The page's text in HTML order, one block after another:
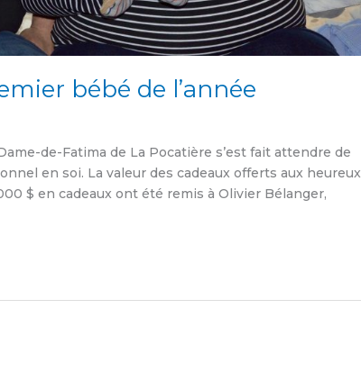
bébé de l’année
de-Fatima de La Pocatière s’est fait attendre de
en soi. La valeur des cadeaux offerts aux heureux
$ en cadeaux ont été remis à Olivier Bélanger,